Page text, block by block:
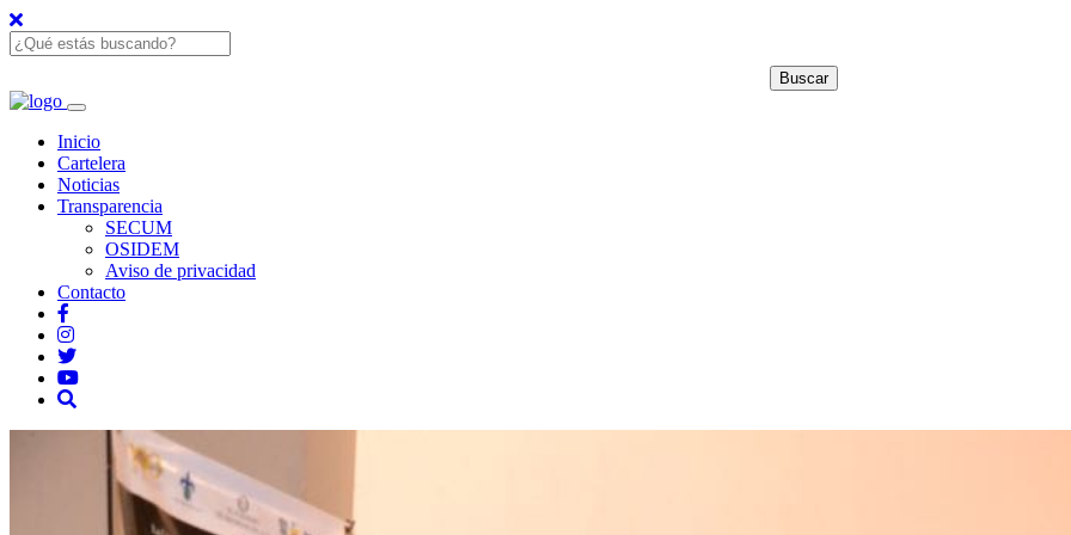
Inicio
Cartelera
Noticias
Transparencia
SECUM
OSIDEM
Aviso de privacidad
Contacto